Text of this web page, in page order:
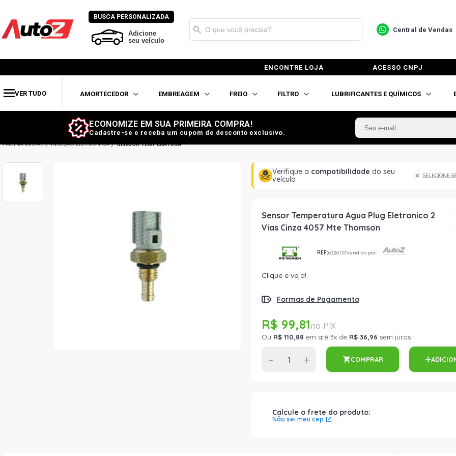
BUSCA PERSONALIZADA
Adicione
seu veículo
Central de Vendas
ENCONTRE LOJA ACESSO CNPJ
VER TUDO AMORTECEDOR EMBREAGEM FREIO FILTRO LUBRIFICANTES E QUÍMICOS
ECONOMIZE EM SUA PRIMEIRA COMPRA!
Cadastre-se e receba um cupom de desconto exclusivo.
INJEÇÃO ELETRÔNICA SENSOR TEMPERATURA
Verifique a compatibilidade do seu
veículo
SELECIONE
Sensor Temperatura Agua Plug Eletronico 2
Vias Cinza 4057 Mte Thomson
REF:6326137Vendido por:
Clique e veja!
Formas de Pagamento
R$ 99,81
Ou R$ 110,88 em até 3x de R$ 36,96 sem juros
- + COMPRAR
Calcule o frete do produto:
Não sei meu cep